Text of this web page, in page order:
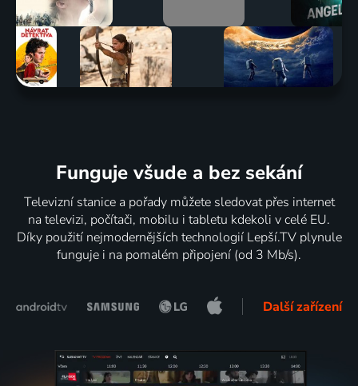
Funguje všude a bez sekání
Televizní stanice a pořady můžete sledovat přes internet
na televizi, počítači, mobilu i tabletu kdekoli v celé EU.
Díky použití nejmodernějších technologií Lepší.TV plynule
funguje i na pomalém připojení (od 3 Mb/s).
Další zařízení